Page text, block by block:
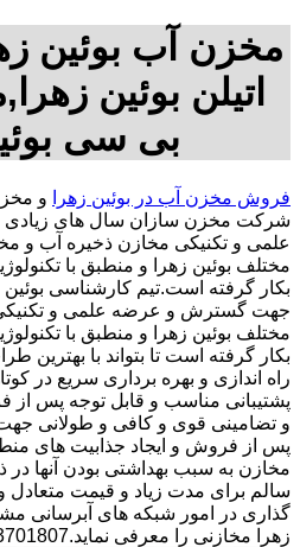
مخزن آب بوئین
اتیلن بوئین
بی سی
فروش مخزن آب در بوئین زهرا
و
شرکت مخزن سازان سال های
علمی و تکنیکی مخازن ذخیره آب و
مختلف بوئین زهرا و منطبق با
بکار گرفته است.تیم کارشناسی بوئین
جهت گسترش و عرضه علمی و
مختلف بوئین زهرا و منطبق با
بکار گرفته است تا بتواند با
راه اندازی و بهره برداری سریع در
پشتیبانی مناسب و قابل توجه پس
و تضامینی قوی و کافی و طولانی
پس از فروش و ایجاد جذابیت های
مخازن به سبب بهداشتی بودن آنها
سالم برای مدت زیاد و قیمت
گذاری در امور شبکه های آبرسانی
زهرا مخازنی را معرفی نماید.09123701807 آقای سلیمان مجردی